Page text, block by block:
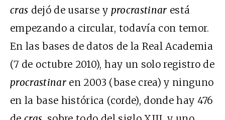
cras dejó de usarse y procrastinar está
empezando a circular, todavía con temor.
En las bases de datos de la Real Academia
(7 de octubre 2010), hay un solo registro de
procrastinar en 2003 (base crea) y ninguno
en la base histórica (corde), donde hay 476